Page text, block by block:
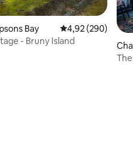
recenzji: 112
Bay Średnia ocena:
4,92 (290)
- Bruny Island